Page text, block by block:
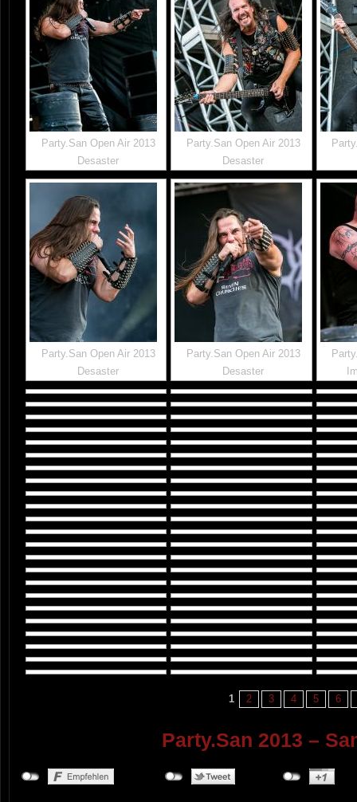
Party.San Open Air 2013
Desaster
Party.San Open Air 2013
Desaster
Party.San Open Air 2013
Desaster
Party.San Open Air 2013
Desaster
1 2 3 4 5 6
Party.San 2013 –